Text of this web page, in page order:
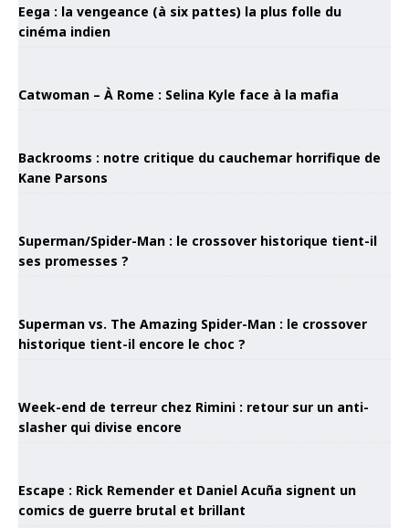
Eega : la vengeance (à six pattes) la plus folle du
cinéma indien
Catwoman – À Rome : Selina Kyle face à la mafia
Backrooms : notre critique du cauchemar horrifique de
Kane Parsons
Superman/Spider-Man : le crossover historique tient-il
ses promesses ?
Superman vs. The Amazing Spider-Man : le crossover
historique tient-il encore le choc ?
Week-end de terreur chez Rimini : retour sur un anti-
slasher qui divise encore
Escape : Rick Remender et Daniel Acuña signent un
comics de guerre brutal et brillant